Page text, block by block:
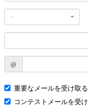
-
@
重要なメールを受け取る
コンテストメールを受